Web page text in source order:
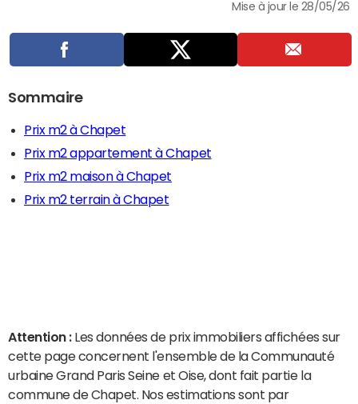
Mise à jour le 28/05/26
Sommaire
Prix m2 à Chapet
Prix m2 appartement à Chapet
Prix m2 maison à Chapet
Prix m2 terrain à Chapet
Attention : Les données de prix immobiliers affichées sur
cette page concernent l'ensemble de la Communauté
urbaine Grand Paris Seine et Oise, dont fait partie la
commune de Chapet. Nos estimations sont par